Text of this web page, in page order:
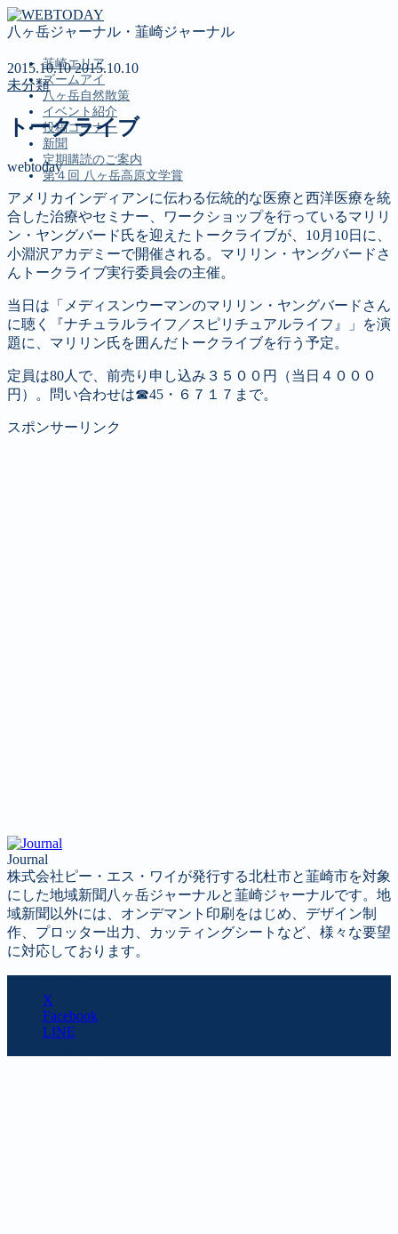
八ヶ岳ジャーナル・韮崎ジャーナル
韮崎エリア
ズームアイ
八ヶ岳自然散策
イベント紹介
投稿コーナー
新聞
定期購読のご案内
第４回 八ヶ岳高原文学賞
MENU
韮崎エリア
ズームアイ
八ヶ岳自然散策
イベント紹介
投稿コーナー
新聞
定期購読のご案内
第４回 八ヶ岳高原文学賞
2015.10.102015.10.10
未分類
トークライブ
webtoday
アメリカインディアンに伝わる伝統的な医療と西洋医療を統
合した治療やセミナー、ワークショップを行っているマリリ
ン・ヤングバード氏を迎えたトークライブが、10月10日に、
小淵沢アカデミーで開催される。マリリン・ヤングバードさ
んトークライブ実行委員会の主催。
当日は「メディスンウーマンのマリリン・ヤングバードさん
に聴く『ナチュラルライフ／スピリチュアルライフ』」を演
題に、マリリン氏を囲んだトークライブを行う予定。
定員は80人で、前売り申し込み３５００円（当日４０００
円）。問い合わせは☎45・６７１７まで。
スポンサーリンク
Journal
株式会社ピー・エス・ワイが発行する北杜市と韮崎市を対象
にした地域新聞八ヶ岳ジャーナルと韮崎ジャーナルです。地
域新聞以外には、オンデマント印刷をはじめ、デザイン制
作、プロッター出力、カッティングシートなど、様々な要望
に対応しております。
X
Facebook
LINE